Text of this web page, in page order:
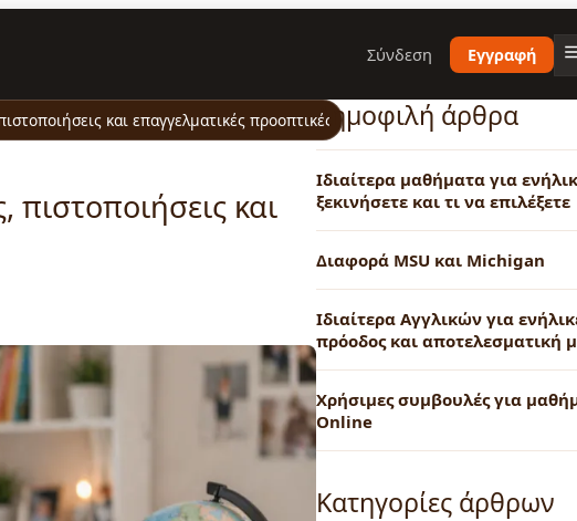
Σύνδεση Εγγραφή
και επαγγελματικές προοπτικές
και
Δημοφιλή άρθρα
Ιδιαίτερα μαθήματα για
ξεκινήσετε και τι να επιλέξετε
Διαφορά MSU και Michigan
Ιδιαίτερα Αγγλικών για
πρόοδος και αποτελεσματική
Χρήσιμες συμβουλές για
Online
Κατηγορίες άρθρων